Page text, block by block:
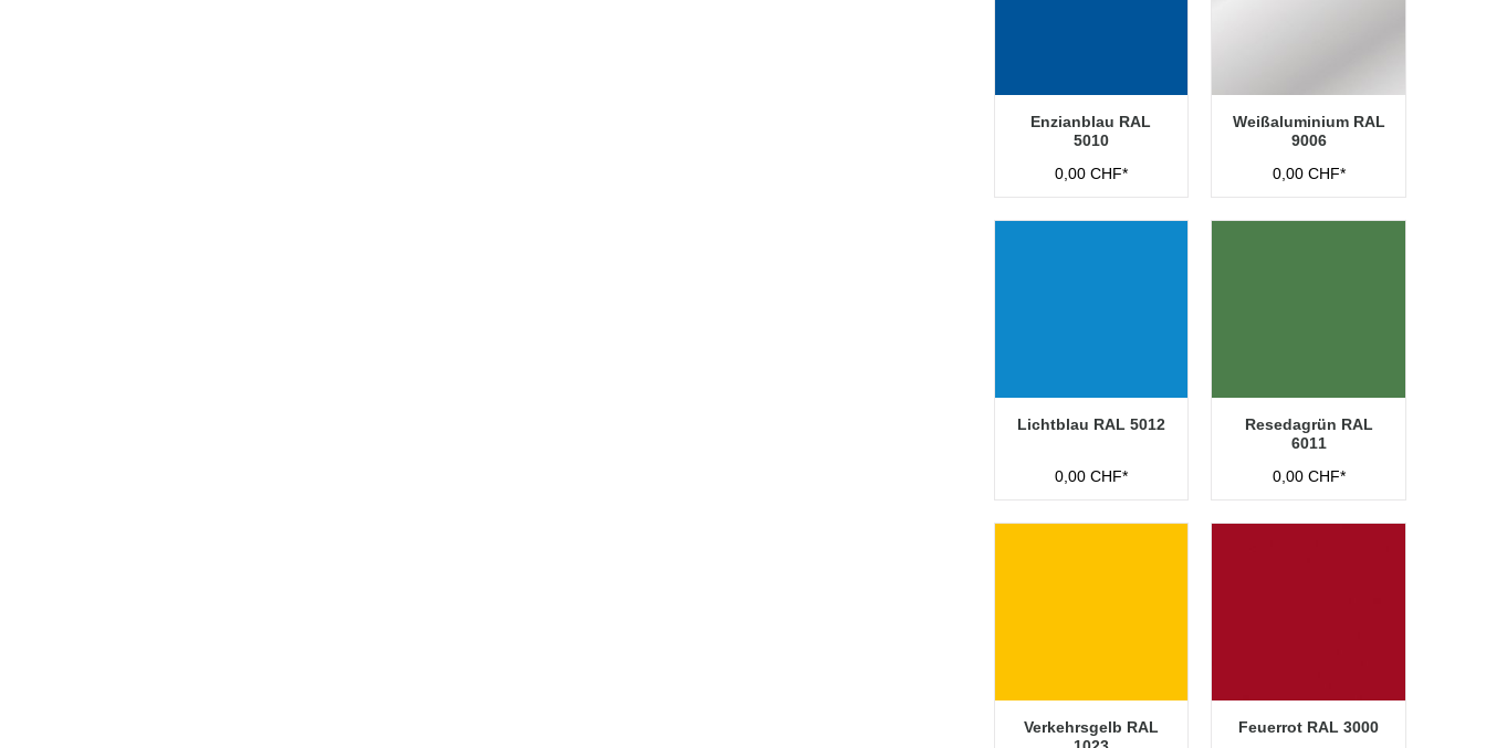
Enzianblau RAL
5010
0,00 CHF*
Weißaluminium RAL
9006
0,00 CHF*
Lichtblau RAL 5012
0,00 CHF*
Resedagrün RAL
6011
0,00 CHF*
Verkehrsgelb RAL
Feuerrot RAL 3000